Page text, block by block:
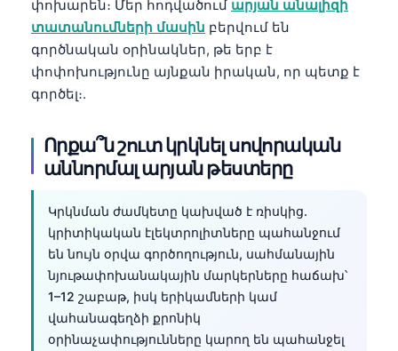
փոխարեն։ Մեր հոդվածում արյան անալիզի
տատանումների մասին բերվում են
գործնական օրինակներ, թե երբ է
փոփոխությունը այնքան իրական, որ պետք է
գործել։.
Որքա՞ն շուտ կրկնել սովորական
աննորմալ արյան թեստերը
Կրկնման ժամկետը կախված է ռիսկից.
կրիտիկական էլեկտրոլիտները պահանջում
են նույն օրվա գործողություն, սահմանային
նյութափոխանակային մարկերները հաճախ՝
1–12 շաբաթ, իսկ երիկամների կամ
վահանագեղձի քրոնիկ
օրինաչափությունները կարող են պահանջել